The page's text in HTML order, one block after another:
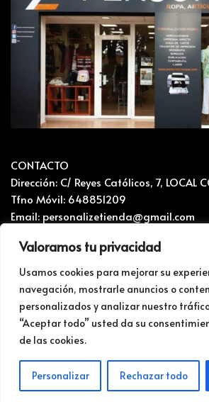
Valoramos tu privacidad
Usamos cookies para mejorar su
navegación, mostrarle anuncios o
personalizados y analizar nuestro
“Aceptar todo” usted da su
de las cookies.
Personalizar Rechazar todo
CONTACTO
Dirección: C/ Reyes Católicos, 7, LOCAL
Tfno Móvil: 648851209
Email: personalizetienda@gmail.com
CONTACTO Y RECLAMACIONES
Mapa del sitio
Politica de privacidad i Cookies
BLOG
Web para impresiones y personalización
TIENDA
Neve| Funciona gracias a